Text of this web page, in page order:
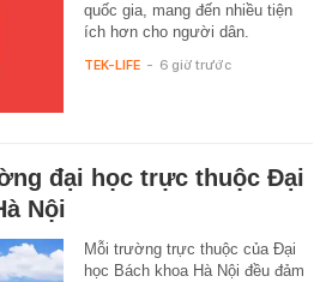
quốc gia, mang đến nhiều tiện
ích hơn cho người dân.
TEK-LIFE - 6 giờ trước
đại học trực thuộc Đại
Nội
Mỗi trường trực thuộc của Đại
học Bách khoa Hà Nội đều đảm